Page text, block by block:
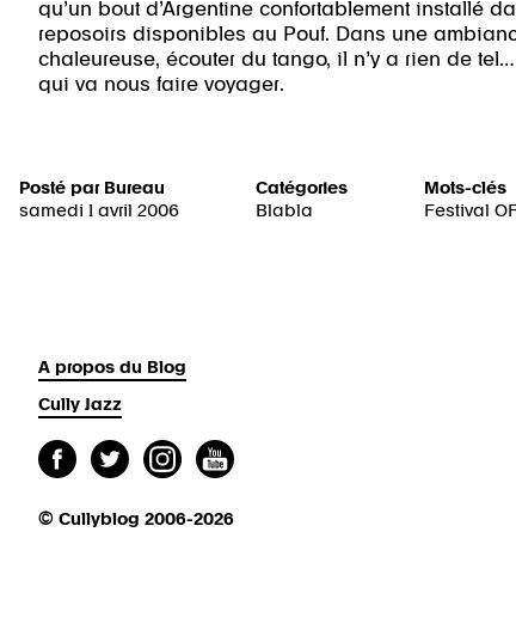
qu’un bout d’Argentine confortablement installé
reposoirs disponibles au Pouf. Dans une
chaleureuse, écouter du tango, il n’y a rien de
qui va nous faire voyager.
Posté par Bureau
samedi 1 avril 2006
Catégories
Blabla
Mots-clés
Festival
A propos du Blog
Cully Jazz
© Cullyblog 2006-2026